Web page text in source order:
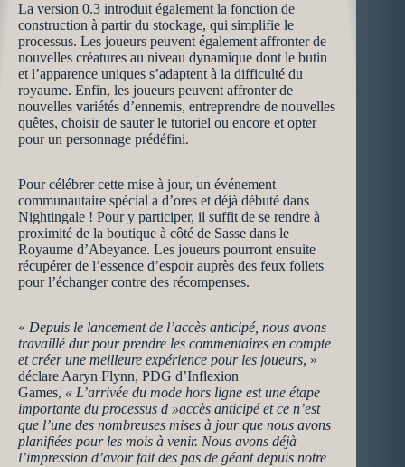
La version 0.3 introduit également la fonction de
construction à partir du stockage, qui simplifie le
processus. Les joueurs peuvent également affronter de
nouvelles créatures au niveau dynamique dont le butin
et l’apparence uniques s’adaptent à la difficulté du
royaume. Enfin, les joueurs peuvent affronter de
nouvelles variétés d’ennemis, entreprendre de nouvelles
quêtes, choisir de sauter le tutoriel ou encore et opter
pour un personnage prédéfini.
Pour célébrer cette mise à jour, un événement
communautaire spécial a d’ores et déjà débuté dans
Nightingale ! Pour y participer, il suffit de se rendre à
proximité de la boutique à côté de Sasse dans le
Royaume d’Abeyance. Les joueurs pourront ensuite
récupérer de l’essence d’espoir auprès des feux follets
pour l’échanger contre des récompenses.
« Depuis le lancement de l’accès anticipé, nous avons
travaillé dur pour prendre les commentaires en compte
et créer une meilleure expérience pour les joueurs, »
déclare Aaryn Flynn, PDG d’Inflexion
Games, « L’arrivée du mode hors ligne est une étape
importante du processus d »accès anticipé et ce n’est
que l’une des nombreuses mises à jour que nous avons
planifiées pour les mois à venir. Nous avons déjà
l’impression d’avoir fait des pas de géant depuis notre